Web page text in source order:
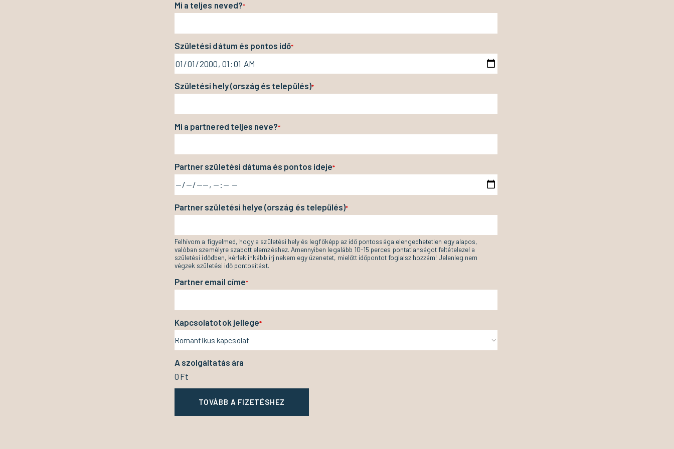
Mi a teljes neved?*
Születési dátum és pontos idő*
Születési hely (ország és település)*
Mi a partnered teljes neve?*
Partner születési dátuma és pontos ideje*
Partner születési helye (ország és település)*
Felhívom a figyelmed, hogy a születési hely és legfőképp az idő pontossága elengedhetetlen egy alapos,
valóban személyre szabott elemzéshez. Amennyiben legalább 10-15 perces pontatlanságot feltételezel a
születési idődben, kérlek inkább írj nekem egy üzenetet, mielőtt időpontot foglalsz hozzám! Jelenleg nem
végzek születési idő pontosítást.
Partner email címe*
Kapcsolatotok jellege*
A szolgáltatás ára
0 Ft
TOVÁBB A FIZETÉSHEZ